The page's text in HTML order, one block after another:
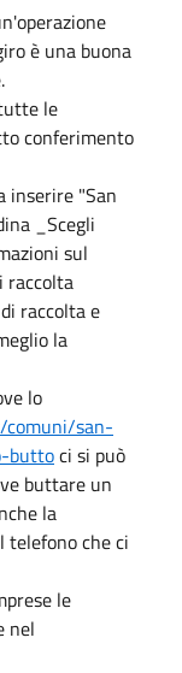
è una buona
le
conferimento
inserire "San
_Scegli
sul
raccolta
raccolta e
la
lo
comuni/san-
buttoci si può
buttare un
la
telefono che ci
le
nel